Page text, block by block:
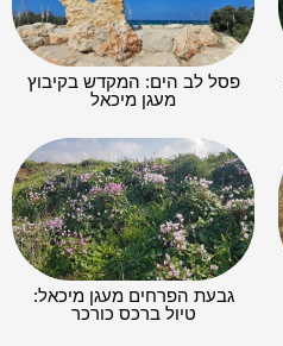
פסל לב הים: המקדש בקיבוץ
מעגן מיכאל
גבעת הפרחים מעגן מיכאל:
טיול ברכס כורכר